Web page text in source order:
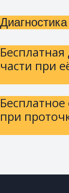
части при
при